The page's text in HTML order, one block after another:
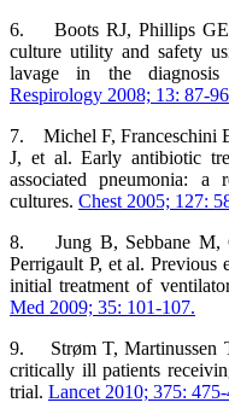
6. Boots RJ, Phillips GE,
culture utility and safety
lavage in the diagnosis
Respirology 2008; 13: 87-96
7. Michel F, Franceschini
J, et al. Early antibiotic
associated pneumonia: a
cultures. Chest 2005; 127:
8. Jung B, Sebbane M,
Perrigault P, et al. Previous
initial treatment of
Med 2009; 35: 101-107.
9. Strøm T, Martinussen
critically ill patients
trial. Lancet 2010; 375: